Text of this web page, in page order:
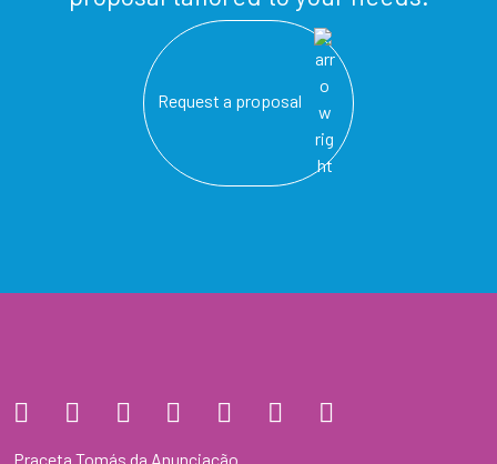
Request a proposal
Praceta Tomás da Anunciação